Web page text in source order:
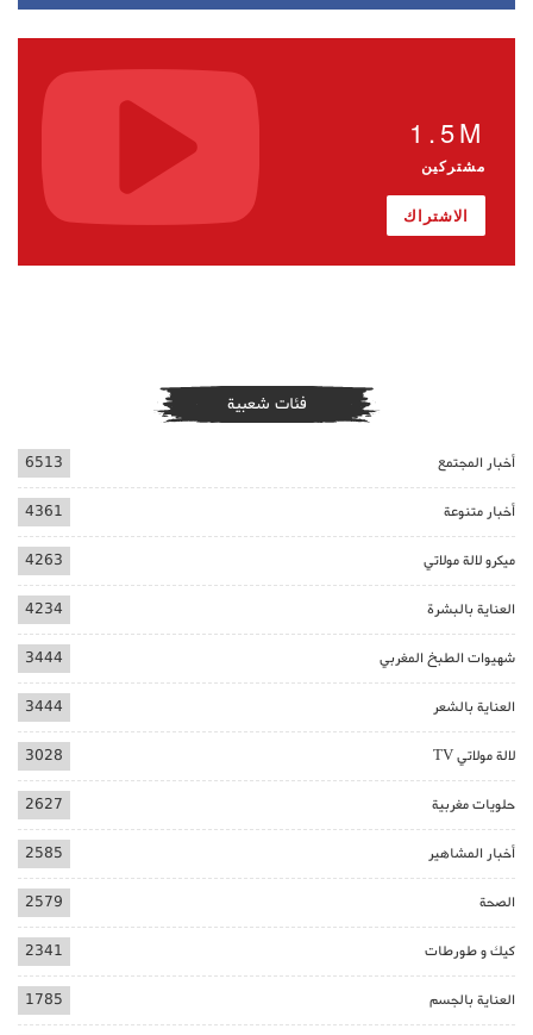
1.5M
مشتركين
الاشتراك
فئات شعبية
أخبار المجتمع 6513
أخبار متنوعة 4361
ميكرو لالة مولاتي 4263
العناية بالبشرة 4234
شهيوات الطبخ المغربي 3444
العناية بالشعر 3444
لالة مولاتي TV 3028
حلويات مغربية 2627
أخبار المشاهير 2585
الصحة 2579
كيك و طورطات 2341
العناية بالجسم 1785